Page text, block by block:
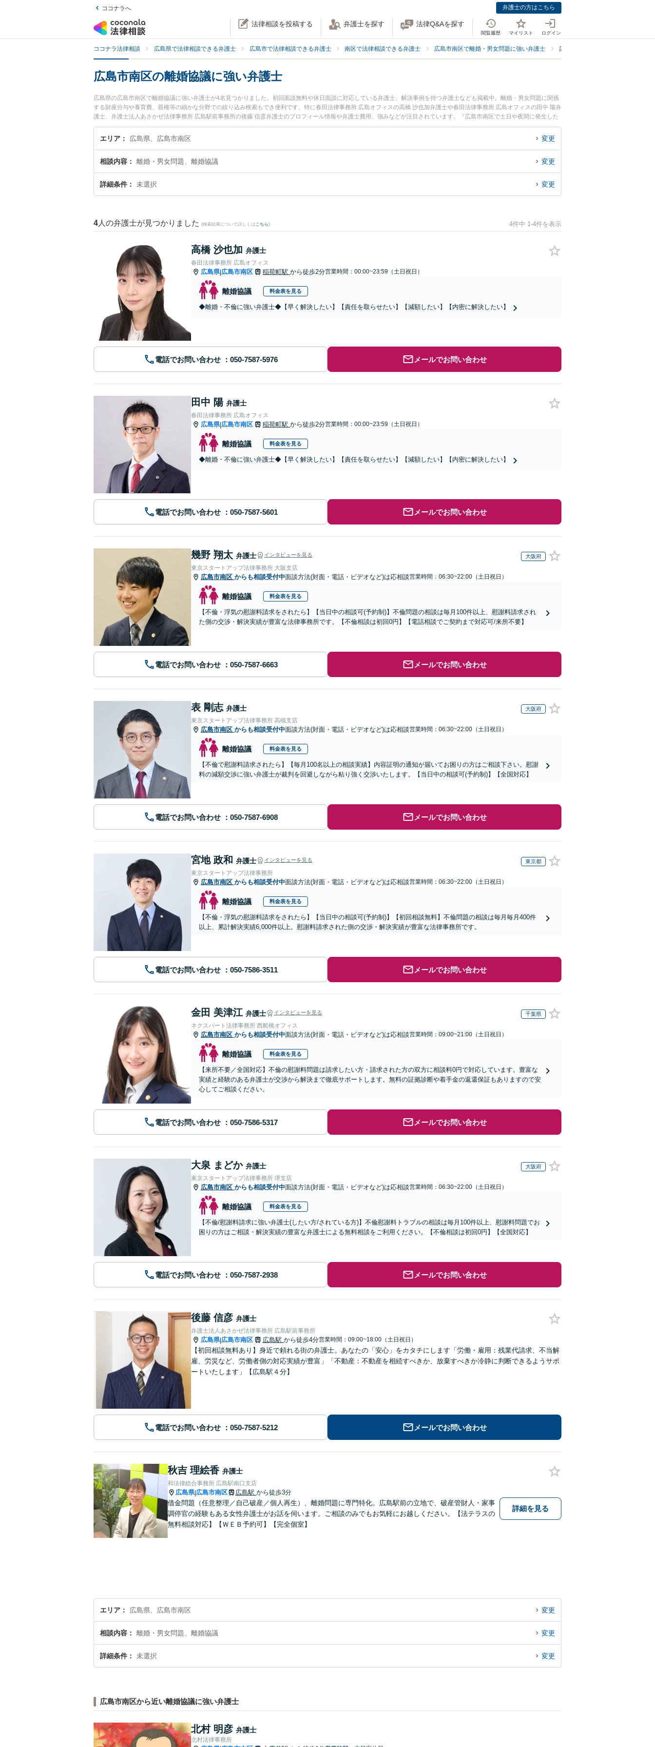
ココナラへ 弁護士の方はこちら
法律相談を投稿する 弁護士を探す 法律Q&Aを探す
閲覧履歴 マイリスト ログイン
ココナラ法律相談 広島県で法律相談できる弁護士 広島市で法律相談できる弁護士 南区で法律相談できる弁護士 広島市南区で離婚・男女問題に強い弁護士 広島市南区で離婚協議に強い弁護士
広島市南区の離婚協議に強い弁護士
広島県の広島市南区で離婚協議に強い弁護士が4名見つかりました。初回面談無料や休日面談に対応している弁護士、解決事例を持つ弁護士なども掲載中。離婚・男女問題に関係
する財産分与や養育費、親権等の細かな分野での絞り込み検索もでき便利です。特に春田法律事務所 広島オフィスの高橋 沙也加弁護士や春田法律事務所 広島オフィスの田中 陽弁
護士、弁護士法人あさかぜ法律事務所 広島駅前事務所の後藤 信彦弁護士のプロフィール情報や弁護士費用、強みなどが注目されています。『広島市南区で土日や夜間に発生した
離婚協議のトラブルを今すぐに弁護士に相談したい』『離婚協議のトラブル解決の実績豊富な近くの弁護士を検索したい』『初回相談無料で離婚協議を法律相談できる広島市南区
内の弁護士に相談予約したい』などでお困りの相談者さんにおすすめです。
エリア 広島県、広島市南区 変更
相談内容 離婚・男女問題、離婚協議 変更
詳細条件 未選択 変更
4 人の弁護士が見つかりました (検索結果について詳しくは こちら) 4件中 1-4件を表示
高橋 沙也加 弁護士
春田法律事務所 広島オフィス
広島県|広島市南区 稲荷町駅 から徒歩2分営業時間：00:00~23:59（土日祝日）
離婚協議 料金表を見る
◆離婚・不倫に強い弁護士◆【早く解決したい】【責任を取らせたい】【減額したい】【内密に解決したい】
電話でお問い合わせ メールでお問い合わせ
田中 陽 弁護士
春田法律事務所 広島オフィス
広島県|広島市南区 稲荷町駅 から徒歩2分営業時間：00:00~23:59（土日祝日）
離婚協議 料金表を見る
◆離婚・不倫に強い弁護士◆【早く解決したい】【責任を取らせたい】【減額したい】【内密に解決したい】
電話でお問い合わせ メールでお問い合わせ
幾野 翔太 弁護士 インタビューを見る 大阪府
東京スタートアップ法律事務所 大阪支店
広島市南区 からも相談受付中面談方法(対面・電話・ビデオなど)は応相談営業時間：06:30~22:00（土日祝日）
離婚協議 料金表を見る
【不倫・浮気の慰謝料請求をされたら】【当日中の相談可(予約制)】不倫問題の相談は毎月100件以上、慰謝料請求され
た側の交渉・解決実績が豊富な法律事務所です。【不倫相談は初回0円】【電話相談でご契約まで対応可/来所不要】
電話でお問い合わせ メールでお問い合わせ
表 剛志 弁護士 大阪府
東京スタートアップ法律事務所 高槻支店
広島市南区 からも相談受付中面談方法(対面・電話・ビデオなど)は応相談営業時間：06:30~22:00（土日祝日）
離婚協議 料金表を見る
【不倫で慰謝料請求されたら】【毎月100名以上の相談実績】内容証明の通知が届いてお困りの方はご相談下さい。慰謝
料の減額交渉に強い弁護士が裁判を回避しながら粘り強く交渉いたします。【当日中の相談可(予約制)】【全国対応】
電話でお問い合わせ メールでお問い合わせ
宮地 政和 弁護士 インタビューを見る 東京都
東京スタートアップ法律事務所
広島市南区 からも相談受付中面談方法(対面・電話・ビデオなど)は応相談営業時間：06:30~22:00（土日祝日）
離婚協議 料金表を見る
【不倫・浮気の慰謝料請求をされたら】【当日中の相談可(予約制)】【初回相談無料】不倫問題の相談は毎月毎月400件
以上、累計解決実績6,000件以上。慰謝料請求された側の交渉・解決実績が豊富な法律事務所です。
電話でお問い合わせ メールでお問い合わせ
金田 美津江 弁護士 インタビューを見る 千葉県
ネクスパート法律事務所 西船橋オフィス
広島市南区 からも相談受付中面談方法(対面・電話・ビデオなど)は応相談営業時間：09:00~21:00（土日祝日）
離婚協議 料金表を見る
【来所不要／全国対応】不倫の慰謝料問題は請求したい方・請求された方の双方に相談料0円で対応しています。豊富な
実績と経験のある弁護士が交渉から解決まで徹底サポートします。無料の証拠診断や着手金の返還保証もありますので安
心してご相談ください。
電話でお問い合わせ メールでお問い合わせ
大泉 まどか 弁護士 大阪府
東京スタートアップ法律事務所 堺支店
広島市南区 からも相談受付中面談方法(対面・電話・ビデオなど)は応相談営業時間：06:30~22:00（土日祝日）
離婚協議 料金表を見る
【不倫/慰謝料請求に強い弁護士(したい方/されている方)】不倫慰謝料トラブルの相談は毎月100件以上、慰謝料問題でお
困りの方はご相談・解決実績の豊富な弁護士による無料相談をご利用ください。【不倫相談は初回0円】【全国対応】
電話でお問い合わせ メールでお問い合わせ
後藤 信彦 弁護士
弁護士法人あさかぜ法律事務所 広島駅前事務所
広島県|広島市南区 広島駅 から徒歩4分営業時間：09:00~18:00（土日祝日）
【初回相談無料あり】身近で頼れる街の弁護士。あなたの「安心」をカタチにします「労働・雇用：残業代請求、不当解
雇、労災など、労働者側の対応実績が豊富」「不動産：不動産を相続すべきか、放棄すべきか冷静に判断できるようサポ
ートいたします」【広島駅４分】
電話でお問い合わせ メールでお問い合わせ
秋吉 理絵香 弁護士
和法律総合事務所 広島駅南口支店
広島県|広島市南区 広島駅 から徒歩3分
借金問題（任意整理／自己破産／個人再生）、離婚問題に専門特化。広島駅前の立地で、破産管財人・家事
調停官の経験もある女性弁護士がお話を伺います。ご相談のみでもお気軽にお越しください。【法テラスの
無料相談対応】【ＷＥＢ予約可】【完全個室】
詳細を見る
エリア 広島県、広島市南区 変更
相談内容 離婚・男女問題、離婚協議 変更
詳細条件 未選択 変更
広島市南区から近い離婚協議に強い弁護士
北村 明彦 弁護士
北村法律事務所